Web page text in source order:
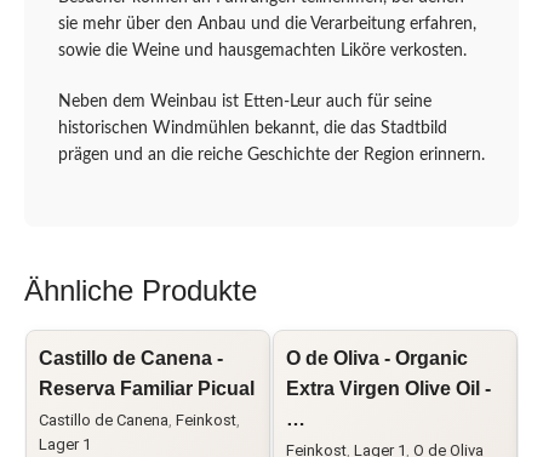
sie mehr über den Anbau und die Verarbeitung erfahren,
sowie die Weine und hausgemachten Liköre verkosten.
Neben dem Weinbau ist Etten-Leur auch für seine
historischen Windmühlen bekannt, die das Stadtbild
prägen und an die reiche Geschichte der Region erinnern.
Ähnliche Produkte
Castillo de Canena -
Reserva Familiar Picual
Castillo de Canena Feinkost
Lager 1
O de Oliva - Organic
Extra Virgen Olive Oil -
…
Feinkost Lager 1 O de Oliva